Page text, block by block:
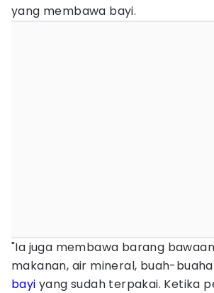
yang membawa bayi.
"Ia juga membawa barang
makanan, air mineral, buah-
bayi yang sudah terpakai. Ketika